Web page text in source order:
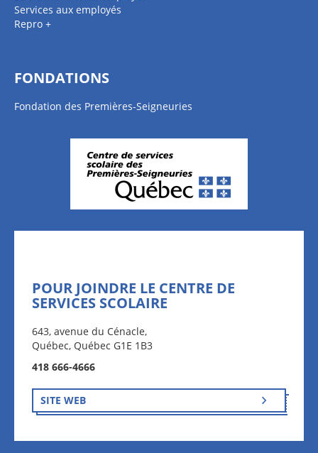
Services aux employés
Repro +
FONDATIONS
Fondation des Premières-Seigneuries
POUR JOINDRE LE CENTRE DE
SERVICES SCOLAIRE
643, avenue du Cénacle,
Québec, Québec G1E 1B3
418 666-4666
SITE WEB